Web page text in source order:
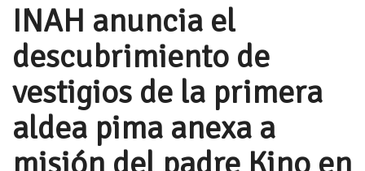
INAH anuncia el
descubrimiento de
vestigios de la primera
aldea pima anexa a